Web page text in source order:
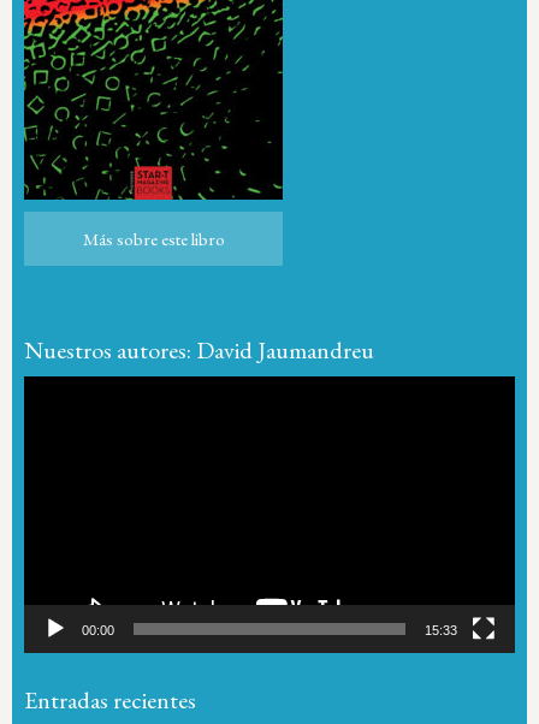
Más sobre este libro
Nuestros autores: David Jaumandreu
00:00 15:33
Entradas recientes